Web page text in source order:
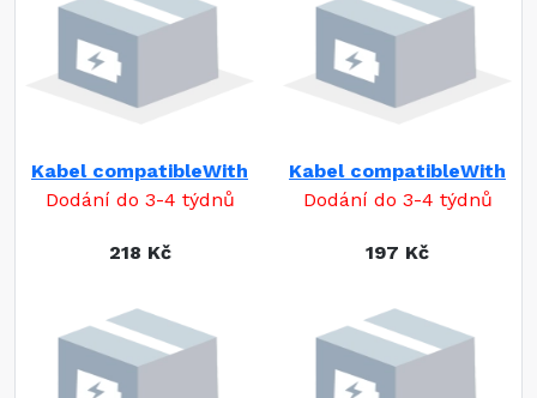
Kabel compatibleWith
Dodání do 3-4 týdnů
218 Kč
Kabel compatibleWith
Dodání do 3-4 týdnů
197 Kč